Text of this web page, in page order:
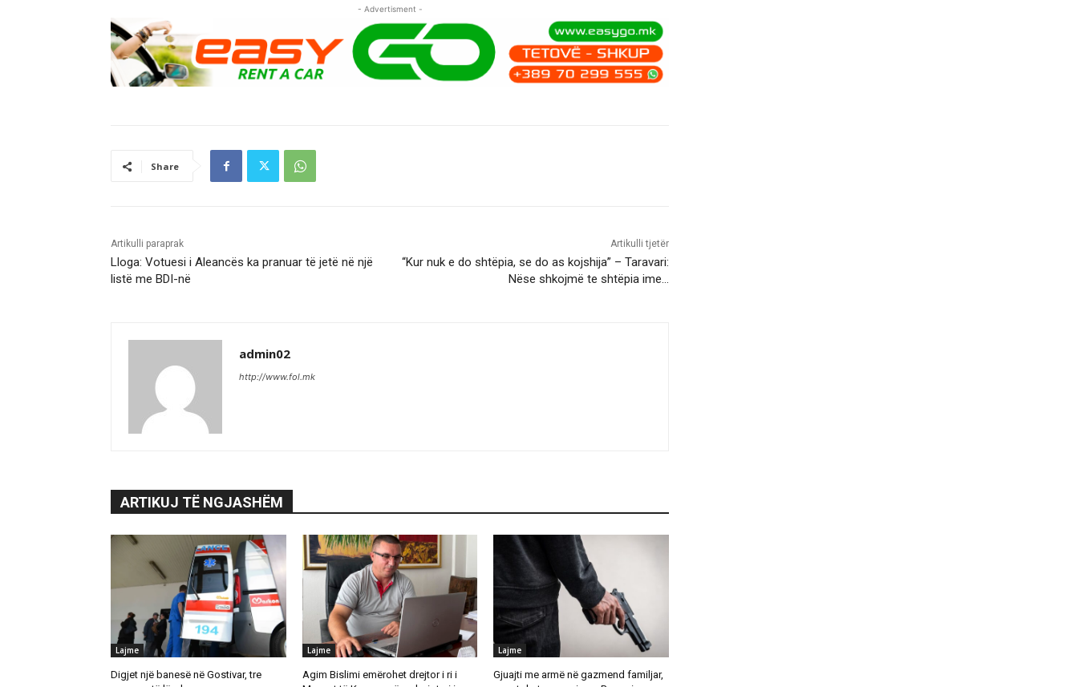
- Advertisment -
Share
Artikulli paraprak
Lloga: Votuesi i Aleancës ka pranuar të jetë në një
listë me BDI-në
Artikulli tjetër
“Kur nuk e do shtëpia, se do as kojshija” – Taravari:
Nëse shkojmë te shtëpia ime…
admin02
http://www.fol.mk
ARTIKUJ TË NGJASHËM
Lajme
Digjet një banesë në Gostivar, tre
Lajme
Agim Bislimi emërohet drejtor i ri i
Lajme
Gjuajti me armë në gazmend familjar,